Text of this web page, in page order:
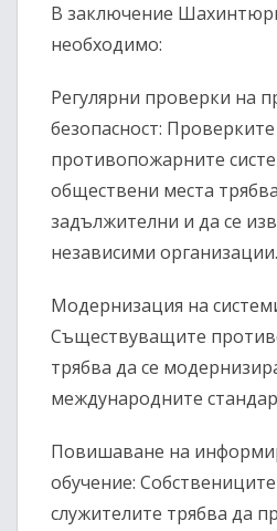
В заключение
необходимо:
Регулярни проверки на
безопасност:
противопожарните
обществени места
задължителни и да се
независими организации.
Модернизация на
Съществуващите
трябва да се
международните
Повишаване на
обучение:
служителите трябва да